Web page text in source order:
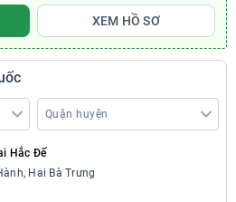
XEM HỒ SƠ
Hắc Đế
Hai Bà Trưng